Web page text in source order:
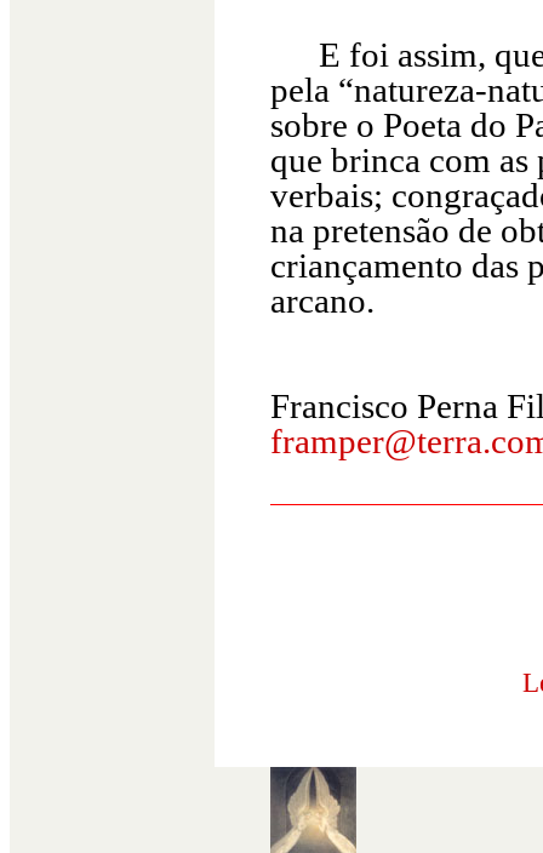
E foi assim,
pela “natureza-
sobre o Poeta do
que brinca com as
verbais;
na pretensão de
criançamento das
arcano.
Francisco Perna